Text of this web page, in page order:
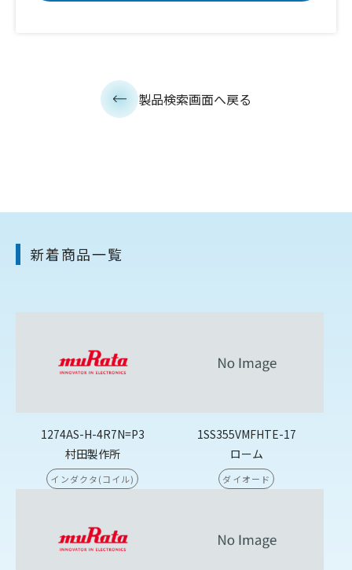
製品検索画面へ戻る
新着商品一覧
1274AS-H-4R7N=P3
村田製作所
インダクタ(コイル)
1SS355VMFHTE-17
ローム
ダイオード